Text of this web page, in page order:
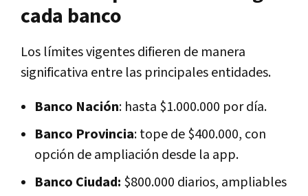
cada banco
Los límites vigentes difieren de manera
significativa entre las principales entidades.
Banco Nación: hasta $1.000.000 por día.
Banco Provincia: tope de $400.000, con
opción de ampliación desde la app.
Banco Ciudad: $800.000 diarios, ampliables